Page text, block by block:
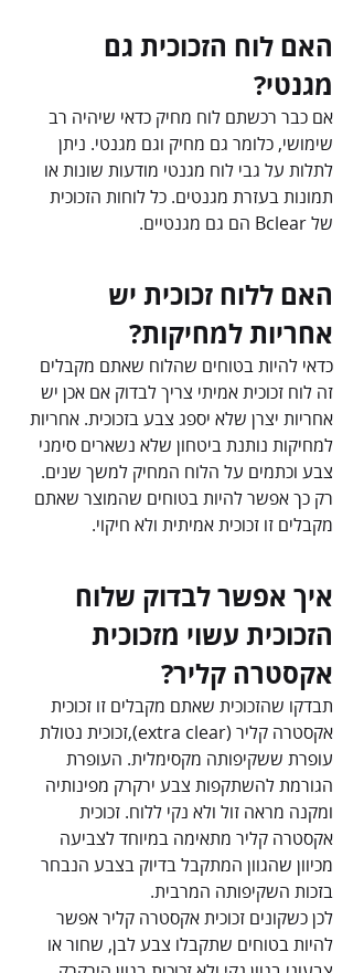
האם לוח הזכוכית גם
מגנטי?
אם כבר רכשתם לוח מחיק כדאי שיהיה רב
שימושי, כלומר גם מחיק וגם מגנטי. ניתן
לתלות על גבי לוח מגנטי מודעות שונות או
תמונות בעזרת מגנטים. כל לוחות הזכוכית
של Bclear הם גם מגנטיים.
האם ללוח זכוכית יש
אחריות למחיקות?
כדאי להיות בטוחים שהלוח שאתם מקבלים
זה לוח זכוכית אמיתי צריך לבדוק אם אכן יש
אחריות יצרן שלא יספג צבע בזכוכית. אחריות
למחיקות נותנת ביטחון שלא נשארים סימני
צבע וכתמים על הלוח המחיק למשך שנים.
רק כך אפשר להיות בטוחים שהמוצר שאתם
מקבלים זו זכוכית אמיתית ולא חיקוי.
איך אפשר לבדוק שלוח
הזכוכית עשוי מזכוכית
אקסטרה קליר?
תבדקו שהזכוכית שאתם מקבלים זו זכוכית
אקסטרה קליר (extra clear),זכוכית נטולת
עופרת ששקיפותה מקסימלית. העופרת
הגורמת להשתקפות צבע ירקרק מפינותיה
ומקנה מראה זול ולא נקי ללוח. זכוכית
אקסטרה קליר מתאימה במיוחד לצביעה
מכיוון שהגוון המתקבל בדיוק בצבע הנבחר
בזכות השקיפותה המרבית.
לכן כשקונים זכוכית אקסטרה קליר אפשר
להיות בטוחים שתקבלו צבע לבן, שחור או